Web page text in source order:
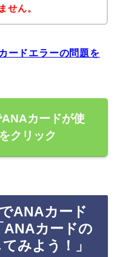
せん。
ードエラーの問題を
カードが使
クリック
ANAカード
ANAカードの
みよう！」